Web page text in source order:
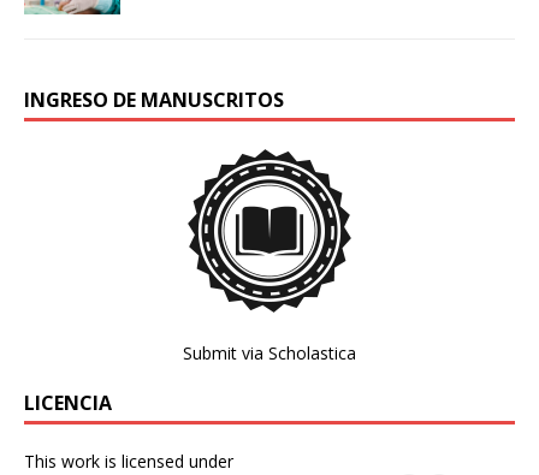
INGRESO DE MANUSCRITOS
Submit via Scholastica
LICENCIA
This work is licensed under